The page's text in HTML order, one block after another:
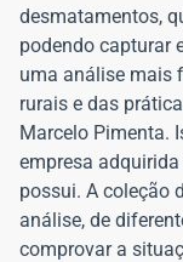
desmatamentos,
podendo capturar
uma análise mais
rurais e das
Marcelo Pimenta.
empresa
possui. A coleção
análise, de
comprovar a